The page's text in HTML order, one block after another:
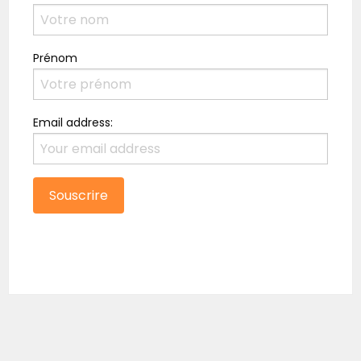
Prénom
Email address: